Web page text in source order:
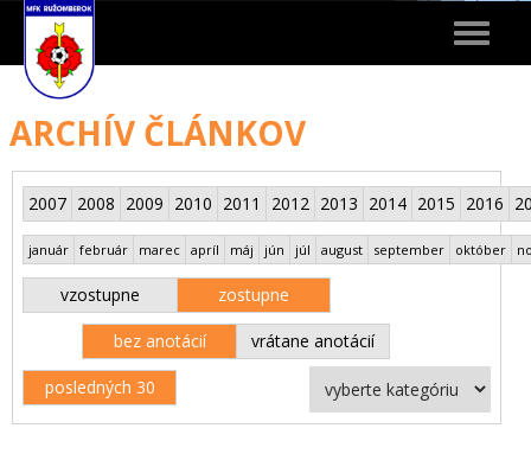
Toggle
ARCHÍV ČLÁNKOV
2007 2008 2009 2010 2011 2012 2013 2014 2015 2016
január február marec apríl máj jún júl august september október
vzostupne zostupne
bez anotácií vrátane anotácií
posledných 30